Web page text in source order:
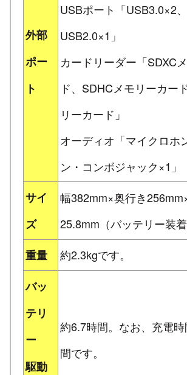
外部
ポー
ト
USBポート「USB3.0×2、
USB2.0×1」
カードリーダー「SDXC
ド、SDHCメモリーカー
リーカード」
オーディオ「マイクロホ
ン・コンボジャック×1」
サイ
ズ
幅382mm×奥行き
25.8mm（バッテリー装着
重量
約2.3kgです。
バッ
テリ
ー
駆動
約6.7時間。なお、充電
間です。